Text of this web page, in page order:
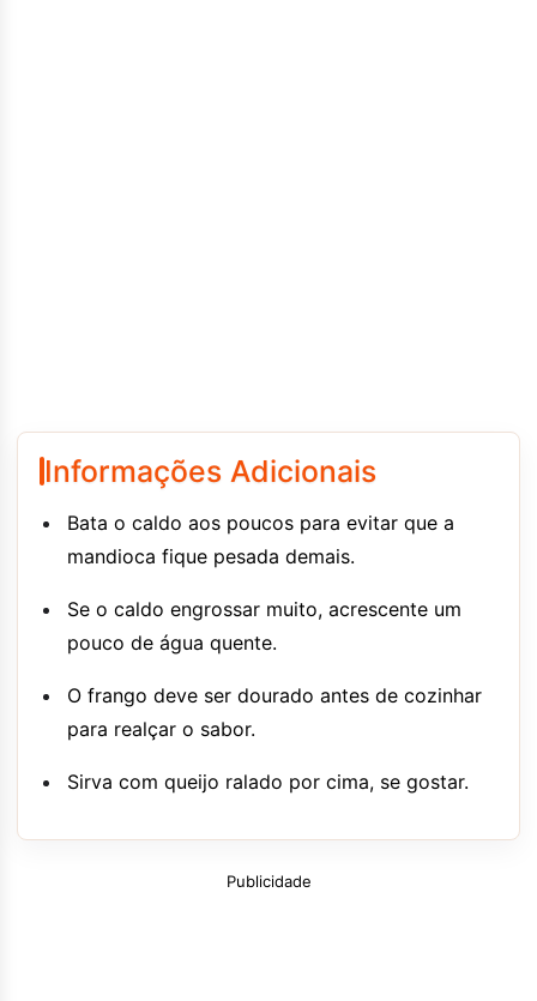
Informações Adicionais
Bata o caldo aos poucos para evitar que a
mandioca fique pesada demais.
Se o caldo engrossar muito, acrescente um
pouco de água quente.
O frango deve ser dourado antes de cozinhar
para realçar o sabor.
Sirva com queijo ralado por cima, se gostar.
Publicidade